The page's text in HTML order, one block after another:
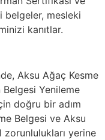
belgeler, mesleki
kanıtlar.
Aksu Ağaç Kesme
Yenileme
doğru bir adım
Belgesi ve Aksu
zorunlulukları yerine